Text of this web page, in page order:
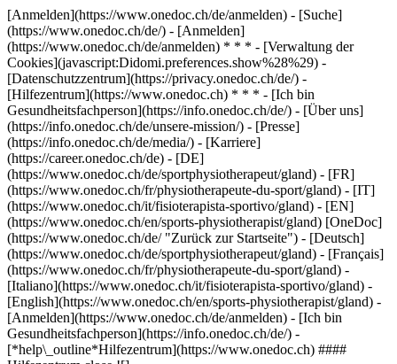
[Anmelden](https://www.onedoc.ch/de/anmelden) - [Suche]
(https://www.onedoc.ch/de/) - [Anmelden]
(https://www.onedoc.ch/de/anmelden) * * * - [Verwaltung der
Cookies](javascript:Didomi.preferences.show%28%29) -
[Datenschutzzentrum](https://privacy.onedoc.ch/de/) -
[Hilfezentrum](https://www.onedoc.ch) * * * - [Ich bin
Gesundheitsfachperson](https://info.onedoc.ch/de/) - [Über uns]
(https://info.onedoc.ch/de/unsere-mission/) - [Presse]
(https://info.onedoc.ch/de/media/) - [Karriere]
(https://career.onedoc.ch/de) - [DE]
(https://www.onedoc.ch/de/sportphysiotherapeut/gland) - [FR]
(https://www.onedoc.ch/fr/physiotherapeute-du-sport/gland) - [IT]
(https://www.onedoc.ch/it/fisioterapista-sportivo/gland) - [EN]
(https://www.onedoc.ch/en/sports-physiotherapist/gland) [OneDoc]
(https://www.onedoc.ch/de/ "Zurück zur Startseite") - [Deutsch]
(https://www.onedoc.ch/de/sportphysiotherapeut/gland) - [Français]
(https://www.onedoc.ch/fr/physiotherapeute-du-sport/gland) -
[Italiano](https://www.onedoc.ch/it/fisioterapista-sportivo/gland) -
[English](https://www.onedoc.ch/en/sports-physiotherapist/gland) -
[Anmelden](https://www.onedoc.ch/de/anmelden) - [Ich bin
Gesundheitsfachperson](https://info.onedoc.ch/de/) -
[*help\_outline*Hilfezentrum](https://www.onedoc.ch) ####